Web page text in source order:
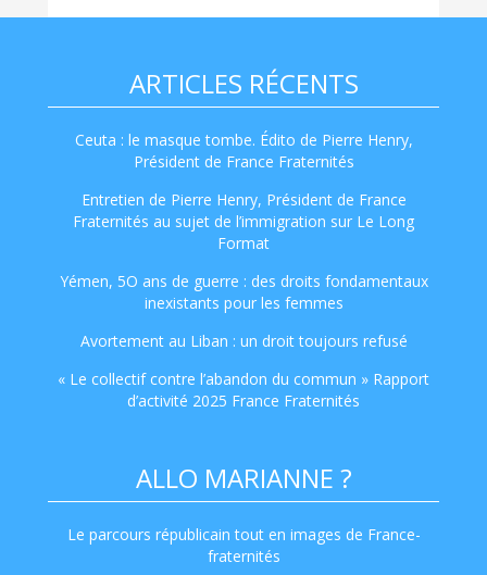
ARTICLES RÉCENTS
Ceuta : le masque tombe. Édito de Pierre Henry,
Président de France Fraternités
Entretien de Pierre Henry, Président de France
Fraternités au sujet de l’immigration sur Le Long
Format
Yémen, 5O ans de guerre : des droits fondamentaux
inexistants pour les femmes
Avortement au Liban : un droit toujours refusé
« Le collectif contre l’abandon du commun » Rapport
d’activité 2025 France Fraternités
ALLO MARIANNE ?
Le parcours républicain tout en images de France-
fraternités